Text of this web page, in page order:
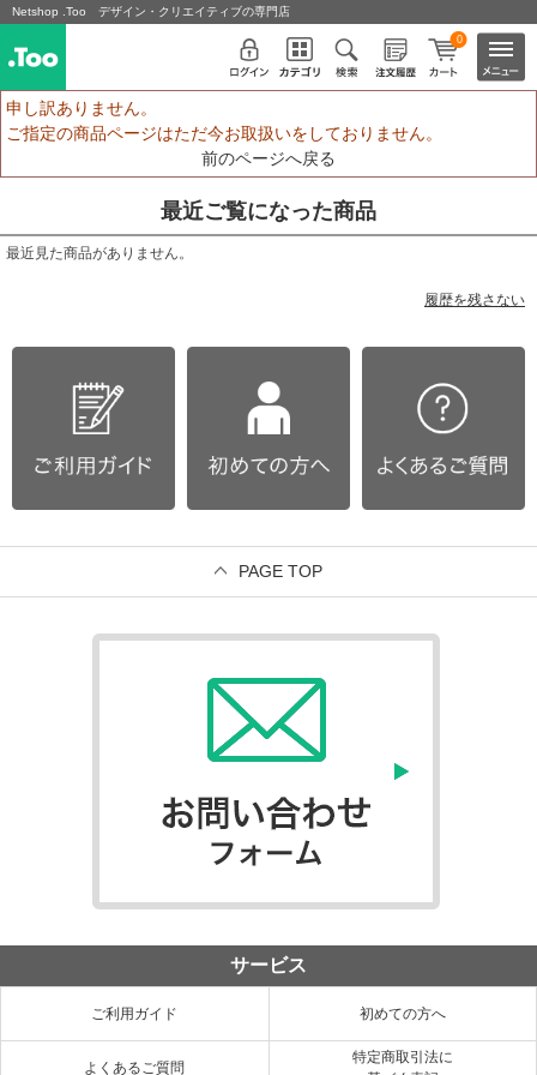
Netshop .Too デザイン・クリエイティブの専門店
0
申し訳ありません。
ご指定の商品ページはただ今お取扱いをしておりません。
前のページへ戻る
最近ご覧になった商品
最近見た商品がありません。
履歴を残さない
PAGE TOP
サービス
ご利用ガイド 初めての方へ
よくあるご質問
特定商取引法に